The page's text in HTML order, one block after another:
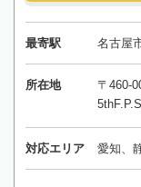
最寄駅 名古屋
所在地
〒460-
対応エリア 愛知、